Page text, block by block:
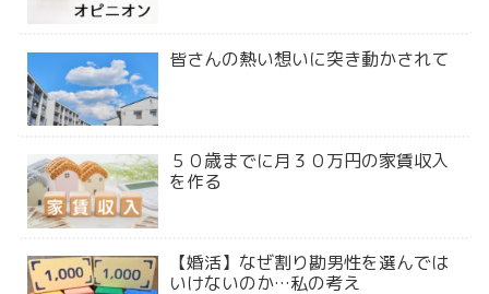
皆さんの熱い想いに突き動かされて
５０歳までに月３０万円の家賃収入
を作る
【婚活】なぜ割り勘男性を選んでは
いけないのか…私の考え